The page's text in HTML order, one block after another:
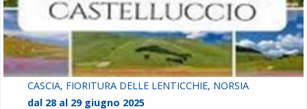
CASCIA, FIORITURA DELLE LENTICCHIE, NORSIA
dal 28 al 29 giugno 2025